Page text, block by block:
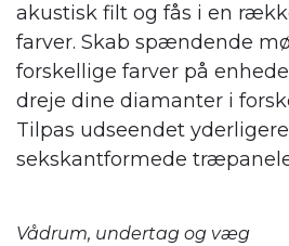
akustisk filt og fås i en
farver. Skab spændende
forskellige farver på
dreje dine diamanter i
Tilpas udseendet
sekskantformede
Vådrum, undertag og væg